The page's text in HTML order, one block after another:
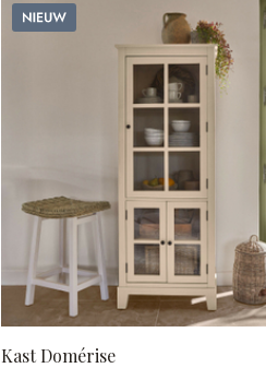
Nieuw
Kast Domérise